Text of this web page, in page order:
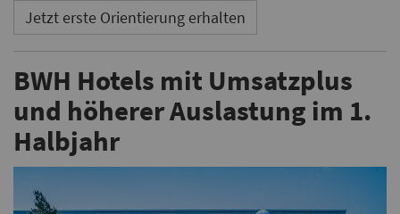
Jetzt erste Orientierung erhalten
BWH Hotels mit Umsatzplus
und höherer Auslastung im 1.
Halbjahr